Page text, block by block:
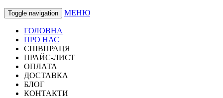
Toggle navigation МЕНЮ
ГОЛОВНА
ПРО НАС
СПІВПРАЦЯ
ПРАЙС-ЛИСТ
ОПЛАТА
ДОСТАВКА
БЛОГ
КОНТАКТИ